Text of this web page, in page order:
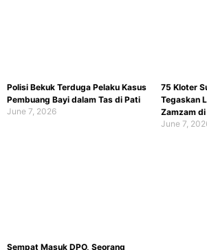
Polisi Bekuk Terduga Pelaku Kasus
Pembuang Bayi dalam Tas di Pati
June 7, 2026
75 Kloter
Tegaskan
Zamzam
June 7,
Sempat Masuk DPO, Seorang